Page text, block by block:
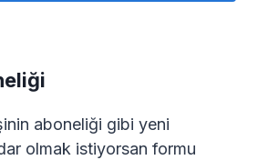
aboneliği gibi yeni
olmak istiyorsan formu